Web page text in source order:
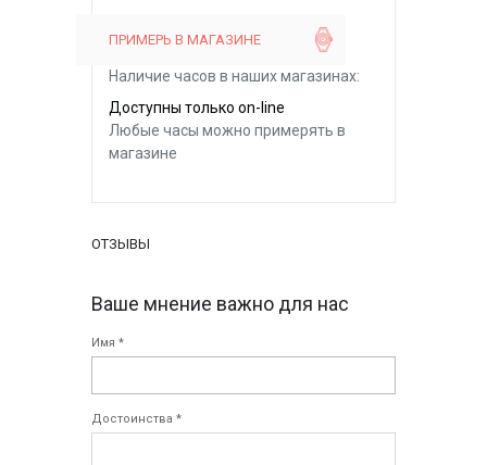
ПРИМЕРЬ В МАГАЗИНЕ
Наличие часов в наших магазинах:
Доступны только on-line
Любые часы можно примерять в
магазине
ОТЗЫВЫ
Ваше мнение важно для нас
Имя *
Достоинства *